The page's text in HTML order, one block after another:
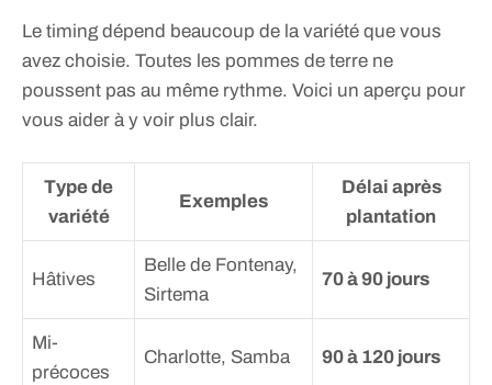
Le timing dépend beaucoup de la variété que vous
avez choisie. Toutes les pommes de terre ne
poussent pas au même rythme. Voici un aperçu pour
vous aider à y voir plus clair.
Type de
variété
Exemples
Délai après
plantation
Hâtives
Belle de Fontenay,
Sirtema
70 à 90 jours
Mi-
précoces
Charlotte, Samba 90 à 120 jours